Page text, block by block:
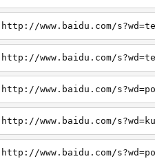
http://www.baidu.com/
http://www.baidu.com/
http://www.baidu.com/
http://www.baidu.com/
http://www.baidu.com/